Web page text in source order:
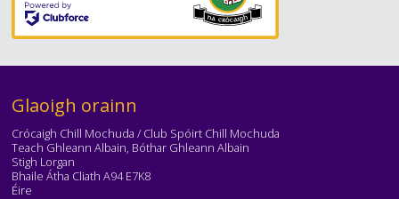
Téasc
Glaoigh orainn
Crócaigh Chill Mochuda / Club Spóirt Chill Mochuda
Teach Ghleann Albain, Bóthar Ghleann Albain
Stigh Lorgan
Bhaile Átha Cliath A94 E7K8
Éire